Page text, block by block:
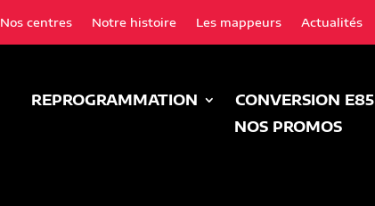
Nos centres Notre histoire Les mappeurs Actualités
REPROGRAMMATION CONVERSION E85
NOS PROMOS